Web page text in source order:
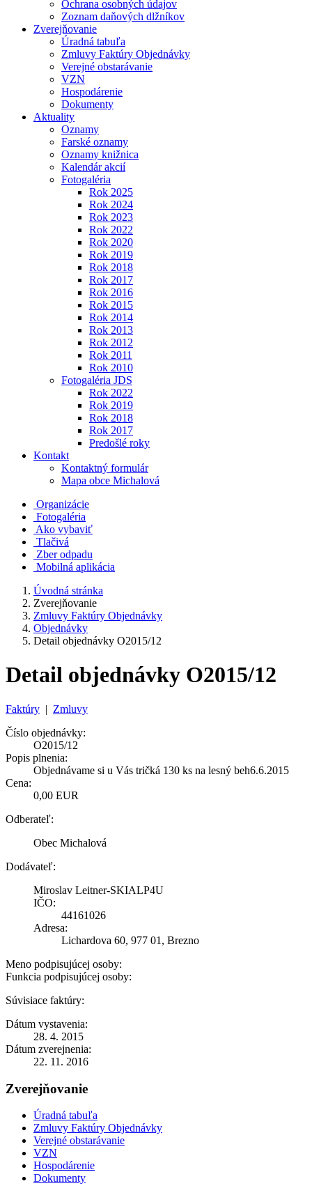
Ochrana osobných údajov
Zoznam daňových dlžníkov
Zverejňovanie
Úradná tabuľa
Zmluvy Faktúry Objednávky
Verejné obstarávanie
VZN
Hospodárenie
Dokumenty
Aktuality
Oznamy
Farské oznamy
Oznamy knižnica
Kalendár akcií
Fotogaléria
Rok 2025
Rok 2024
Rok 2023
Rok 2022
Rok 2020
Rok 2019
Rok 2018
Rok 2017
Rok 2016
Rok 2015
Rok 2014
Rok 2013
Rok 2012
Rok 2011
Rok 2010
Fotogaléria JDS
Rok 2022
Rok 2019
Rok 2018
Rok 2017
Predošlé roky
Kontakt
Kontaktný formulár
Mapa obce Michalová
Organizácie
Fotogaléria
Ako vybaviť
Tlačivá
Zber odpadu
Mobilná aplikácia
Úvodná stránka
Zverejňovanie
Zmluvy Faktúry Objednávky
Objednávky
Detail objednávky O2015/12
Detail objednávky O2015/12
Faktúry | Zmluvy
Číslo objednávky:
O2015/12
Popis plnenia:
Objednávame si u Vás tričká 130 ks na lesný beh6.6.2015
Cena:
0,00 EUR
Odberateľ:
Obec Michalová
Dodávateľ:
Miroslav Leitner-SKIALP4U
IČO:
44161026
Adresa:
Lichardova 60, 977 01, Brezno
Meno podpisujúcej osoby:
Funkcia podpisujúcej osoby:
Súvisiace faktúry:
Dátum vystavenia:
28. 4. 2015
Dátum zverejnenia:
22. 11. 2016
Zverejňovanie
Úradná tabuľa
Zmluvy Faktúry Objednávky
Verejné obstarávanie
VZN
Hospodárenie
Dokumenty